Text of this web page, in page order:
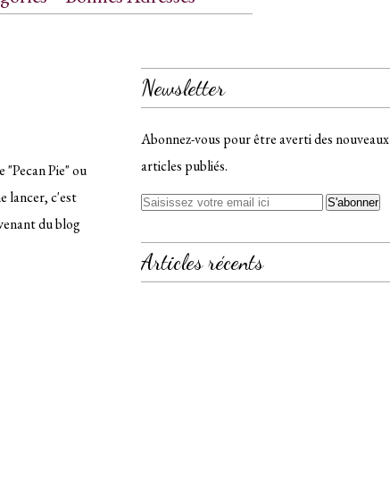
"Pecan Pie" ou
lancer, c'est
du blog
Newsletter
Abonnez-vous pour être averti des nouveaux
articles publiés.
Articles récents